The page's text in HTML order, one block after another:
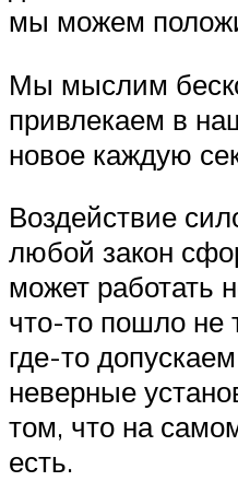
мы можем
Мы мыслим
привлекаем в
новое каждую
Воздействие
любой закон
может работать
что-то пошло не
где-то
неверные
том, что на
есть.